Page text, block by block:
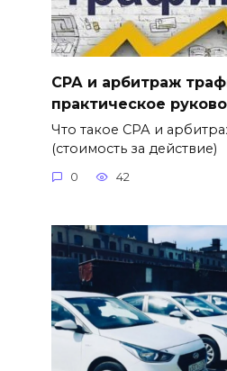
СРА и арбитраж
практическое
Что такое СРА и
(стоимость за действие)
0 42